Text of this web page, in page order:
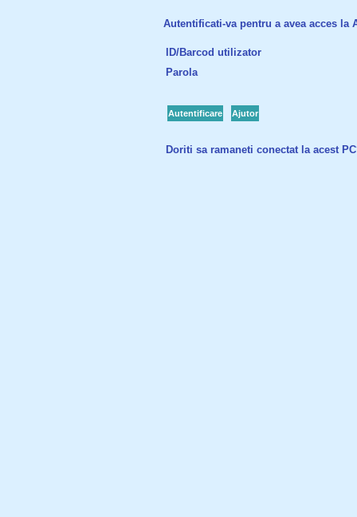
Autentificati-va pentru a avea acces
ID/Barcod utilizator
Parola
Autentificare Ajutor
Doriti sa ramaneti conectat la acest